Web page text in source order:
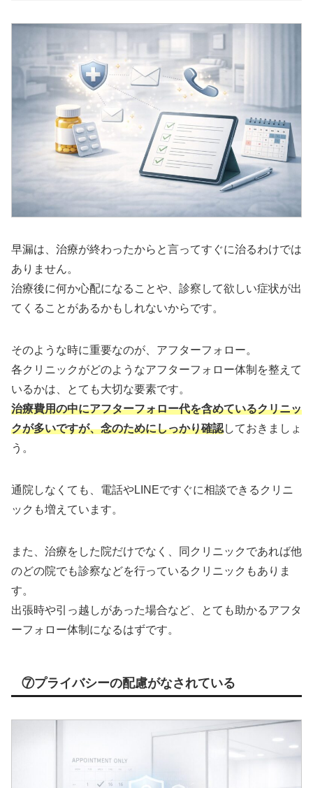
早漏は、治療が終わったからと言ってすぐに治るわけでは
ありません。
治療後に何か心配になることや、診察して欲しい症状が出
てくることがあるかもしれないからです。
そのような時に重要なのが、アフターフォロー。
各クリニックがどのようなアフターフォロー体制を整えて
いるかは、とても大切な要素です。
治療費用の中にアフターフォロー代を含めているクリニッ
クが多いですが、念のためにしっかり確認しておきましょ
う。
通院しなくても、電話やLINEですぐに相談できるクリニ
ックも増えています。
また、治療をした院だけでなく、同クリニックであれば他
のどの院でも診察などを行っているクリニックもありま
す。
出張時や引っ越しがあった場合など、とても助かるアフタ
ーフォロー体制になるはずです。
⑦プライバシーの配慮がなされている